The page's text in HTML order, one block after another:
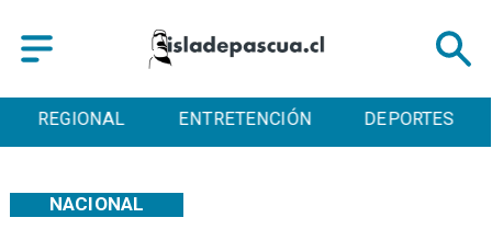
ENTRETENCIÓN DEPORTES CULTURA
NACIONAL